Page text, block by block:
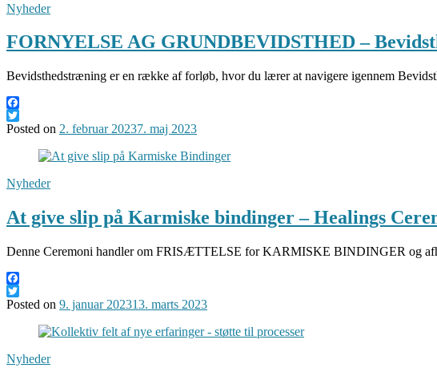
Nyheder
FORNYELSE AG GRUNDBEVIDSTHED –
Bevidsthedstræning er en række af forløb, hvor du lærer at navigere igennem
Facebook
Twitter
Posted on 2. februar 20237. maj 2023
Nyheder
At give slip på Karmiske bindinger – Healings
Denne Ceremoni handler om FRISÆTTELSE for KARMISKE BINDINGER og
Facebook
Twitter
Posted on 9. januar 202313. marts 2023
Nyheder